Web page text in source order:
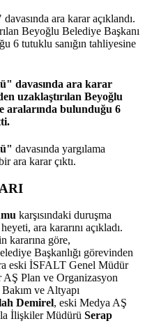
ara karar açıklandı.
Beyoğlu Belediye Başkanı
6 tutuklu sanığın tahliyesine
davasında ara karar
uzaklaştırılan Beyoğlu
aralarında bulunduğu 6
davasında yargılama
ara karar çıktı.
karşısındaki duruşma
ara kararını açıkladı.
kararına göre,
Başkanlığı görevinden
eski İSFALT Genel Müdür
AŞ Plan ve Organizasyon
ve Altyapı
Demirel, eski Medya AŞ
İlişkiler Müdürü Serap